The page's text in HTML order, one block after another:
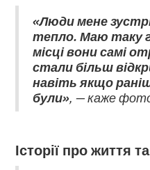
«Люди мене
тепло. Маю таку
місці вони самі
стали більш
навіть якщо
були», — каже
Історії про життя